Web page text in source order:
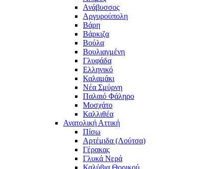
Ανάβυσσος
Αργυρούπολη
Βάρη
Βάρκιζα
Βούλα
Βουλιαγμένη
Γλυφάδα
Ελληνικό
Καλαμάκι
Νέα Σμύρνη
Παλαιό Φάληρο
Μοσχάτο
Καλλιθέα
Ανατολική Αττική
Πίσω
Αρτέμιδα (Λούτσα)
Γέρακας
Γλυκά Νερά
Καλύβια Θορικού